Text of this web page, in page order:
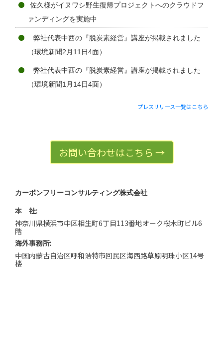
佐久様がイヌワシ野生復帰プロジェクトへのクラウドフ
ァンディングを実施中
弊社代表中西の『脱炭素経営』講座が掲載されました
（環境新聞2月11日4面）
弊社代表中西の『脱炭素経営』講座が掲載されました
（環境新聞1月14日4面）
プレスリリース一覧はこちら
お問い合わせはこちら →
カーボンフリーコンサルティング株式会社
本 社:
神奈川県横浜市中区相生町6丁目113番地オーク桜木町ビル6
階
海外事務所:
中国内蒙古自治区呼和浩特市回民区海西路草原明珠小区14号
楼